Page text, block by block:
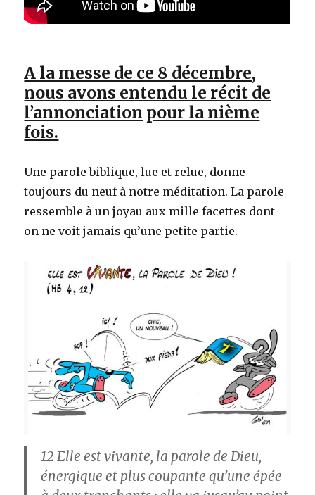
A la messe de ce 8 décembre,
nous avons entendu le récit de
l’annonciation pour la nième
fois.
Une parole biblique, lue et relue, donne
toujours du neuf à notre méditation. La parole
ressemble à un joyau aux mille facettes dont
on ne voit jamais qu’une petite partie.
12 Elle est vivante, la parole de Dieu,
énergique et plus coupante qu’une épée